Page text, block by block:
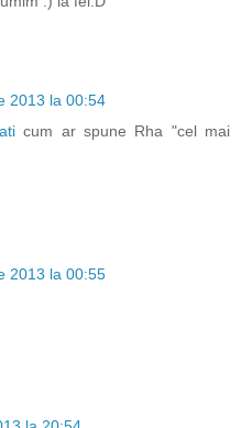
2013 la 00:54
cum ar spune Rha "cel mai
2013 la 00:55